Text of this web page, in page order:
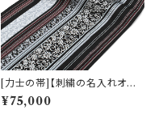
[力士の帯]【刺繍の名入れオプ
ション有】博多織 黒木織物 謹製
小唐花 金印 正絹 日本製 力士
¥75,000